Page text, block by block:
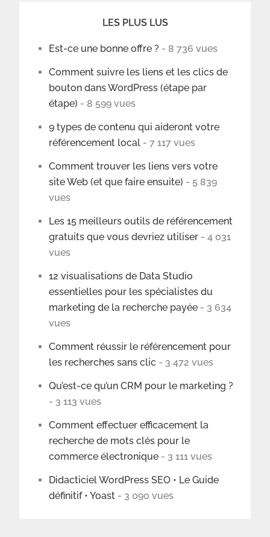
LES PLUS LUS
Est-ce une bonne offre ? - 8 736 vues
Comment suivre les liens et les clics de
bouton dans WordPress (étape par
étape) - 8 599 vues
9 types de contenu qui aideront votre
référencement local - 7 117 vues
Comment trouver les liens vers votre
site Web (et que faire ensuite) - 5 839
vues
Les 15 meilleurs outils de référencement
gratuits que vous devriez utiliser - 4 031
vues
12 visualisations de Data Studio
essentielles pour les spécialistes du
marketing de la recherche payée - 3 634
vues
Comment réussir le référencement pour
les recherches sans clic - 3 472 vues
Qu’est-ce qu’un CRM pour le marketing ?
- 3 113 vues
Comment effectuer efficacement la
recherche de mots clés pour le
commerce électronique - 3 111 vues
Didacticiel WordPress SEO • Le Guide
définitif • Yoast - 3 090 vues